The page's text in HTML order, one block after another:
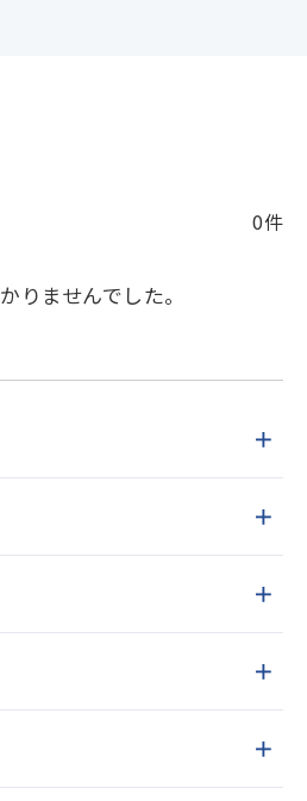
0件
りませんでした。
＋
＋
＋
＋
＋